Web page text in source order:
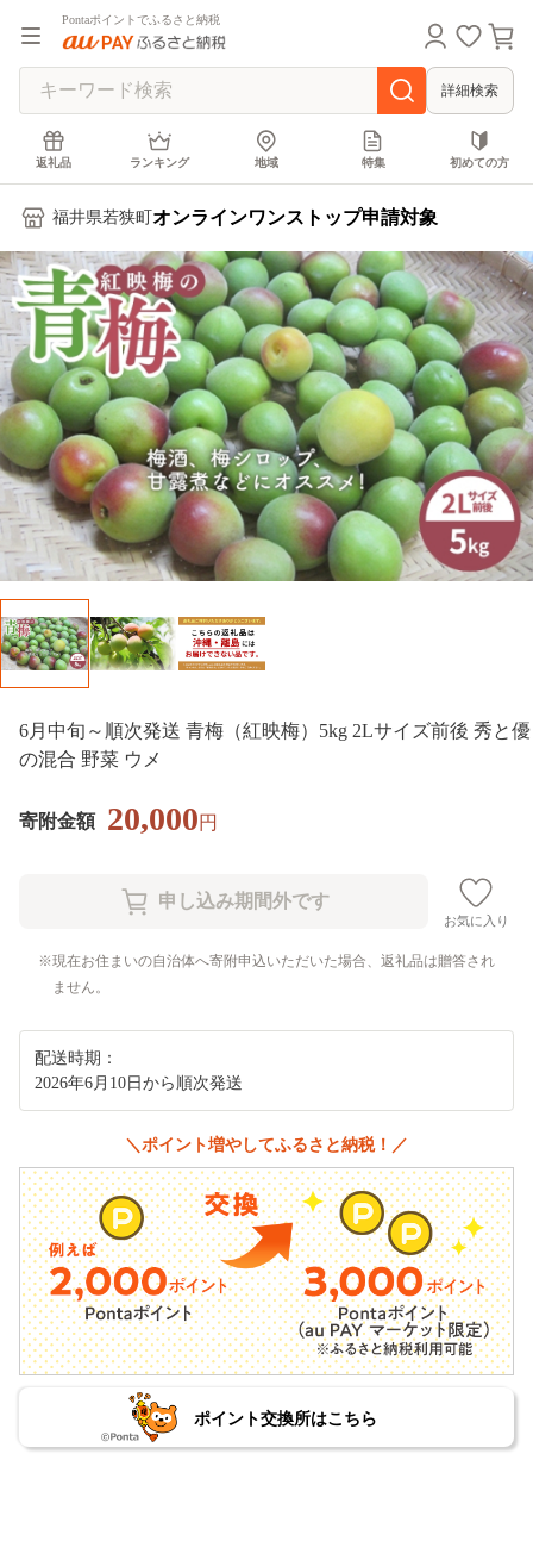
Pontaポイントでふるさと納税
詳細検索
返礼品 ランキング 地域 特集 初めての方
福井県若狭町 オンラインワンストップ申請対象
6月中旬～順次発送 青梅（紅映梅）5kg 2Lサイズ前後 秀と優
の混合 野菜 ウメ
寄附金額 20,000円
お気に入り
現在お住まいの自治体へ寄附申込いただいた場合、返礼品は贈答され
ません。
配送時期：
2026年6月10日から順次発送
＼ポイント増やしてふるさと納税！／
ポイント交換所はこちら